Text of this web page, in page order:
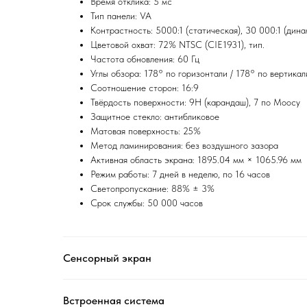
Тип панели: VA
Контрастность: 5000:1 (статическая), 30 000:1
Цветовой охват: 72% NTSC (CIE1931), тип.
Частота обновления: 60 Гц
Углы обзора: 178° по горизонтали / 178° по
Соотношение сторон: 16:9
Твёрдость поверхности: 9H (карандаш), 7 по Моосу
Защитное стекло: антибликовое
Матовая поверхность: 25%
Метод ламинирования: без воздушного зазора
Активная область экрана: 1895.04 мм × 1065.96 мм
Режим работы: 7 дней в неделю, по 16 часов
Светопропускание: 88% ± 3%
Срок службы: 50 000 часов
Сенсорный экран
Встроенная система